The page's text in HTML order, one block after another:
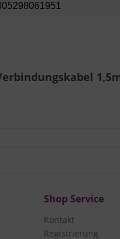
Shop Service
Kontakt
Registrierung